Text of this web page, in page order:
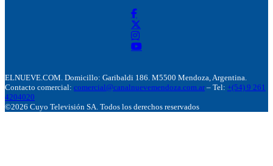
ELNUEVE.COM. Domicillo: Garibaldi 186. M5500 Mendoza, Argentina.
Contacto comercial: comercial@canalnuevemendoza.com.ar – Tel: +(54) 9 261
4204020
©2026 Cuyo Televisión SA. Todos los derechos reservados